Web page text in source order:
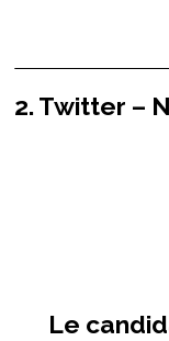
2. Twitter –
Le